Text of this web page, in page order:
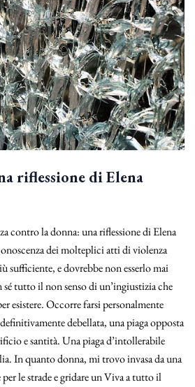
riflessione di Elena
contro la donna: una riflessione di Elena
dei molteplici atti di violenza
sufficiente, e dovrebbe non esserlo mai
sé tutto il non senso di un’ingiustizia che
esistere. Occorre farsi personalmente
debellata, una piaga opposta
e santità. Una piaga d’intollerabile
In quanto donna, mi trovo invasa da una
le strade e gridare un Viva a tutto il